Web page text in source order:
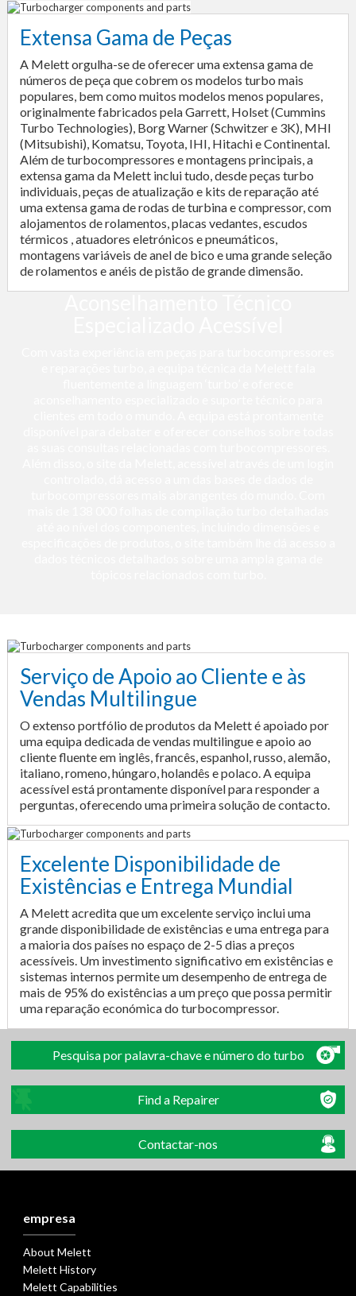
Extensa Gama de Peças
A Melett orgulha-se de oferecer uma extensa gama de
números de peça que cobrem os modelos turbo mais
populares, bem como muitos modelos menos populares,
originalmente fabricados pela Garrett, Holset (Cummins
Turbo Technologies), Borg Warner (Schwitzer e 3K), MHI
(Mitsubishi), Komatsu, Toyota, IHI, Hitachi e Continental.
Além de turbocompressores e montagens principais, a
extensa gama da Melett inclui tudo, desde peças turbo
individuais, peças de atualização e kits de reparação até
uma extensa gama de rodas de turbina e compressor, com
alojamentos de rolamentos, placas vedantes, escudos
térmicos , atuadores eletrónicos e pneumáticos,
montagens variáveis de anel de bico e uma grande seleção
de rolamentos e anéis de pistão de grande dimensão.
Serviço de Apoio ao Cliente e às
Vendas Multilingue
O extenso portfólio de produtos da Melett é apoiado por
uma equipa dedicada de vendas multilingue e apoio ao
cliente fluente em inglês, francês, espanhol, russo, alemão,
italiano, romeno, húngaro, holandês e polaco. A equipa
acessível está prontamente disponível para responder a
perguntas, oferecendo uma primeira solução de contacto.
Excelente Disponibilidade de
Existências e Entrega Mundial
A Melett acredita que um excelente serviço inclui uma
grande disponibilidade de existências e uma entrega para
a maioria dos países no espaço de 2-5 dias a preços
acessíveis. Um investimento significativo em existências e
sistemas internos permite um desempenho de entrega de
mais de 95% do existências a um preço que possa permitir
uma reparação económica do turbocompressor.
Pesquisa por palavra-chave e número do turbo
Find a Repairer
Contactar-nos
empresa
About Melett
Melett History
Melett Capabilities